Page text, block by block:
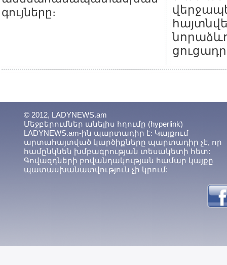
գույները։
© 2012, LADYNEWS.am
Մեջբերումներ անելիս հղումը (hyperlink)
LADYNEWS.am-ին պարտադիր է: Կայքում
արտահայտված կարծիքները պարտադիր չէ, որ
համընկնեն խմբագրության տեսակետի հետ:
Գովազդների բովանդակության համար կայքը
պատասխանատվություն չի կրում: